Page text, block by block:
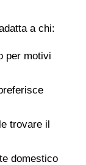
a chi:
per motivi
trovare il
domestico